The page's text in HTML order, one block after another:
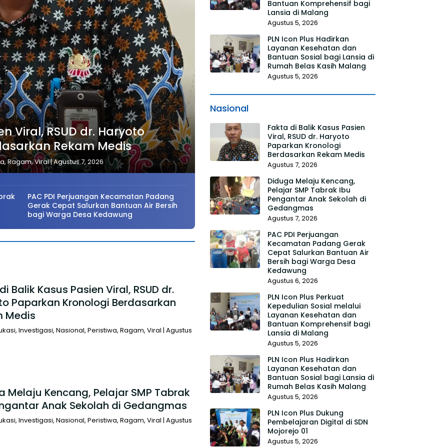
Viral, RSUD dr. Haryoto
Rekam Medis
,Ragam,Viral|Agustus 7, 2026
PAC PDI Perjuangan Kecamatan Padang
Gerak Cepat Salurkan Bantuan Air Bersih
bagi Warga Desa Kedawung
Balik Kasus Pasien Viral, RSUD dr.
Paparkan Kronologi Berdasarkan
Medis
, Investigasi, Nasional, Peristiwa, Ragam, Viral | Agustus
Melaju Kencang, Pelajar SMP Tabrak
Anak Sekolah di Gedangmas
, Investigasi, Nasional, Peristiwa, Ragam, Viral | Agustus
Bantuan Komprehensif bagi
Lansia di Malang
Agustus 5, 2026
PLN Icon Plus Hadirkan
Layanan Kesehatan dan
Bantuan Sosial bagi Lansia di
Rumah Belas Kasih Malang
Agustus 5, 2026
Nasional
Fakta di Balik Kasus Pasien
Viral, RSUD dr. Haryoto
Paparkan Kronologi
Berdasarkan Rekam Medis
Agustus 7, 2026
Diduga Melaju Kencang,
Pelajar SMP Tabrak Ibu
Pengantar Anak Sekolah di
Gedangmas
Agustus 7, 2026
PAC PDI Perjuangan
Kecamatan Padang Gerak
Cepat Salurkan Bantuan Air
Bersih bagi Warga Desa
Kedawung
Agustus 6, 2026
PLN Icon Plus Perkuat
Kepedulian Sosial melalui
Layanan Kesehatan dan
Bantuan Komprehensif bagi
Lansia di Malang
Agustus 5, 2026
PLN Icon Plus Hadirkan
Layanan Kesehatan dan
Bantuan Sosial bagi Lansia di
Rumah Belas Kasih Malang
Agustus 5, 2026
PLN Icon Plus Dukung
Pembelajaran Digital di SDN
Mojorejo 01
Agustus 5, 2026